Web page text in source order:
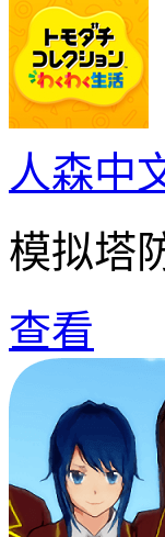
人森中
模拟塔
查看